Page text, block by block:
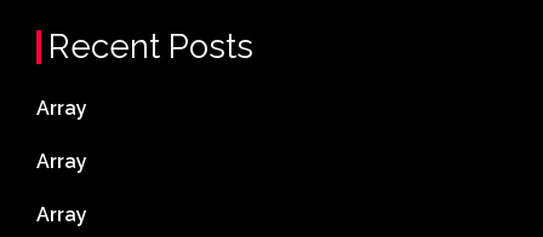
Recent Posts
Array
Array
Array